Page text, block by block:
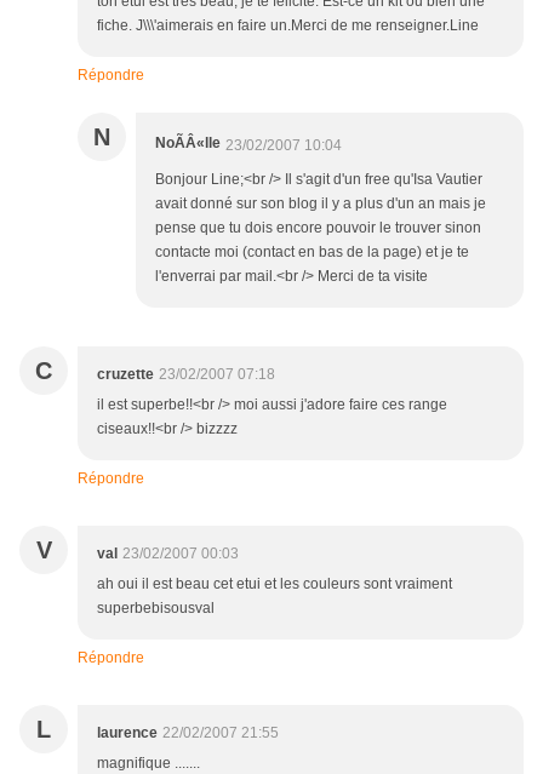
fiche. J\\\'aimerais en faire un.Merci de me renseigner.Line
Répondre
N NoÃÂ«lle 23/02/2007 10:04
Bonjour Line;<br /> Il s'agit d'un free qu'Isa Vautier
avait donné sur son blog il y a plus d'un an mais je
pense que tu dois encore pouvoir le trouver sinon
contacte moi (contact en bas de la page) et je te
l'enverrai par mail.<br /> Merci de ta visite
C cruzette 23/02/2007 07:18
il est superbe!!<br /> moi aussi j'adore faire ces range
ciseaux!!<br /> bizzzz
Répondre
V val 23/02/2007 00:03
ah oui il est beau cet etui et les couleurs sont vraiment
superbebisousval
Répondre
L laurence 22/02/2007 21:55
magnifique .......